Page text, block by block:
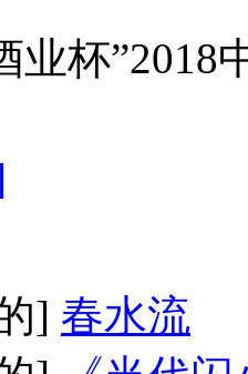
业杯”2018
] 春水流